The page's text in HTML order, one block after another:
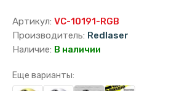
Артикул: VC-10191-RGB
Производитель: Redlaser
Наличие: В наличии
Еще варианты: